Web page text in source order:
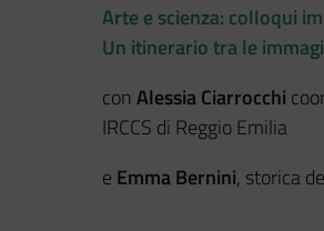
Arte e scienza: colloqui
Un itinerario tra le
conAlessia Ciarrocchi
IRCCS di Reggio Emilia
e Emma Bernini, storica